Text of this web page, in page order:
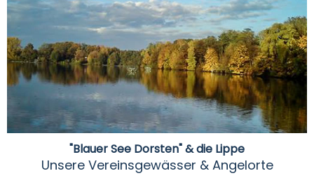
"Blauer See Dorsten" & die Lippe
Unsere Vereinsgewässer & Angelorte